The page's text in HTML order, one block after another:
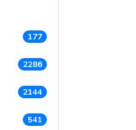
177
2286
2144
541